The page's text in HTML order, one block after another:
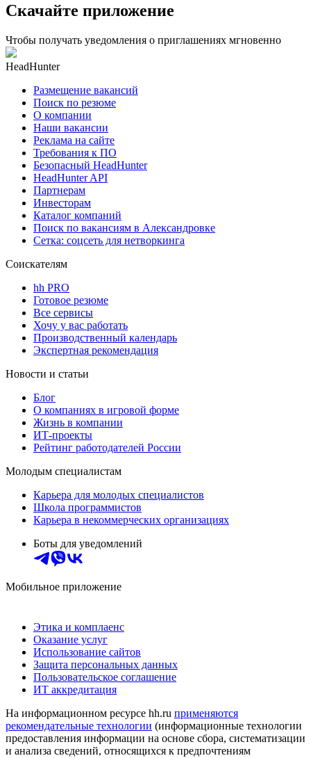
Скачайте приложение
Чтобы получать уведомления о приглашениях мгновенно
HeadHunter
Размещение вакансий
Поиск по резюме
О компании
Наши вакансии
Реклама на сайте
Требования к ПО
Безопасный HeadHunter
HeadHunter API
Партнерам
Инвесторам
Каталог компаний
Поиск по вакансиям в Александровке
Сетка: соцсеть для нетворкинга
Соискателям
hh PRO
Готовое резюме
Все сервисы
Хочу у вас работать
Производственный календарь
Экспертная рекомендация
Новости и статьи
Блог
О компаниях в игровой форме
Жизнь в компании
ИТ-проекты
Рейтинг работодателей России
Молодым специалистам
Карьера для молодых специалистов
Школа программистов
Карьера в некоммерческих организациях
Боты для уведомлений
Мобильное приложение
Этика и комплаенс
Оказание услуг
Использование сайтов
Защита персональных данных
Пользовательское соглашение
ИТ аккредитация
На информационном ресурсе hh.ru применяются
рекомендательные технологии (информационные технологии
предоставления информации на основе сбора, систематизации
и анализа сведений, относящихся к предпочтениям